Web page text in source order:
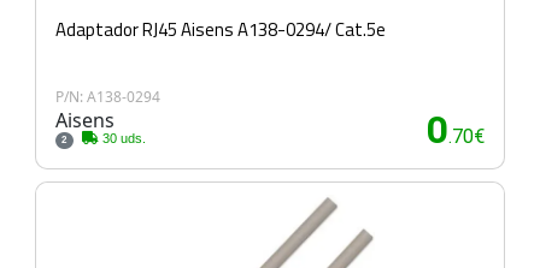
Adaptador RJ45 Aisens A138-0294/ Cat.5e
P/N: A138-0294
Aisens
2 30 uds. 0.70€